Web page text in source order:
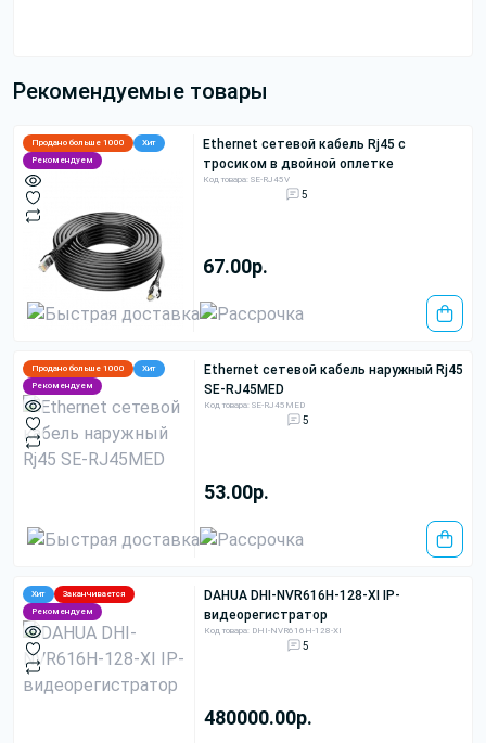
Рекомендуемые товары
Продано больше 1000
Хит
Рекомендуем
Ethernet сетевой кабель Rj45 с
тросиком в двойной оплетке
Код товара: SE-RJ45V
5
67.00р.
Продано больше 1000
Хит
Рекомендуем
Ethernet сетевой кабель наружный Rj45
SE-RJ45MED
Код товара: SE-RJ45MED
5
53.00р.
Хит
Заканчивается
Рекомендуем
DAHUA DHI-NVR616H-128-XI IP-
видеорегистратор
Код товара: DHI-NVR616H-128-XI
5
480000.00р.